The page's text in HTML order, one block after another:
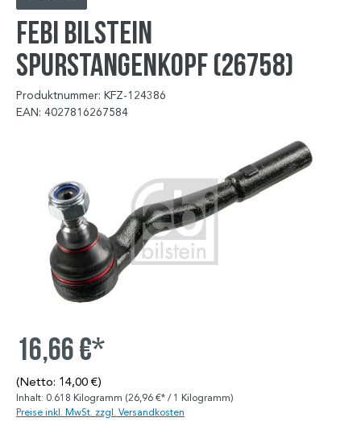
FEBI BILSTEIN
Spurstangenkopf (26758)
Produktnummer: KFZ-124386
EAN: 4027816267584
16,66 €*
(Netto: 14,00 €)
Inhalt: 0.618 Kilogramm (26,96 €* / 1 Kilogramm)
Preise inkl. MwSt. zzgl. Versandkosten